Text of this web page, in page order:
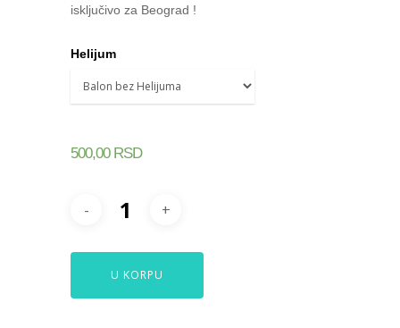
isključivo za Beograd !
Helijum
500,00 RSD
U KORPU